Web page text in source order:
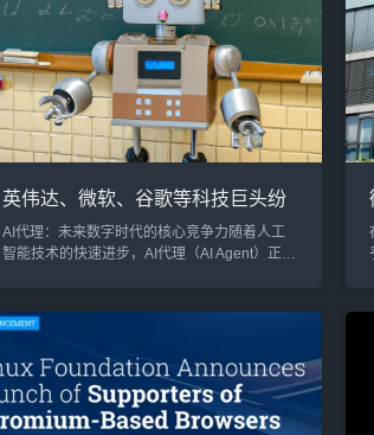
登录凭证、密码等敏感信息。此漏洞的严重性
引发了全球网络安全界的高度关注，并迫使多
个安全团队和组织采取紧急响应措施。漏洞详
情：恶意文件可盗取用户凭证根据安全专家的
分析，漏洞...
英伟达、微软、谷歌等科技巨头纷
纷布局，2025年将成为AI代理元年
AI代理：未来数字时代的核心竞争力随着人工
智能技术的快速进步，AI代理（AI Agent）正在
AI代理的普及预计将在2025年迎来爆发式增
被定义为一种能够主动学习、适应并为用户提
供个性化服务的智能体。这种技术不仅仅是语
音助手的简单升级，而是能在用户的日常工
作、生活、商业决策中起...